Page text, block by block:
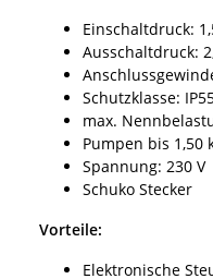
Einschaltdruck:
Ausschaltdruck:
Schutzklasse:
max.
Pumpen bis 1,50
Spannung: 230 V
Schuko Stecker
Vorteile:
Elektronische